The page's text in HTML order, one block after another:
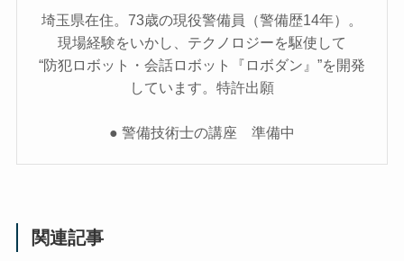
埼玉県在住。73歳の現役警備員（警備歴14年）。
現場経験をいかし、テクノロジーを駆使して
“防犯ロボット・会話ロボット『ロボダン』”を開発
しています。特許出願
● 警備技術士の講座 準備中
関連記事